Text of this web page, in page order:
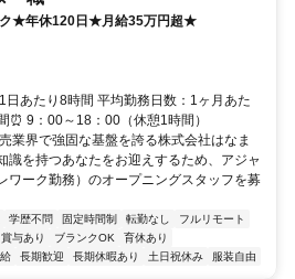
★年休120日★月給35万円超★
日あたり8時間 平均勤務日数：1ヶ月あた
⏰ 9：00～18：00（休憩1時間）
業界で強固な基盤を誇る株式会社はなま
識を持つあなたをお迎えするため、アジャ
ワーク勤務）のオープニングスタッフを募
学歴不問 固定時間制 転勤なし
フルリモート
賞与あり ブランクOK
育休あり
長期歓迎 長期休暇あり 土日祝休み 服装自由